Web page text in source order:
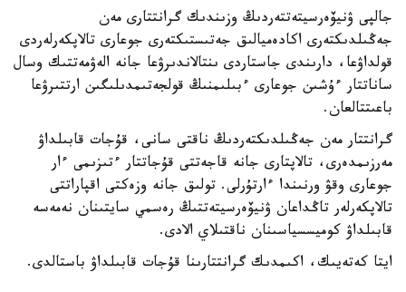
جالپى ۋنيۆەرسيتەتتەردىڭ وزىندىك گرانتتارى مەن
جەڭىلدىكتەرى اكادەميالىق جەتىستىكتەرى جوعارى تالاپكەرلەردى
قولداۋعا، دارىندى جاستاردى ىنتالاندىرۋعا جانە الەۋمەتتىك وسال
ساناتتار ءۇشىن جوعارى ءبىلىمنىڭ قولجەتىمدىلىگىن ارتتىرۋعا
باعىتتالعان.
گرانتتار مەن جەڭىلدىكتەردىڭ ناقتى سانى، قۇجات قابىلداۋ
مەرزىمدەرى، تالاپتارى جانە قاجەتتى قۇجاتتار ءتىزىمى ءار
جوعارى وقۋ ورنىندا ءارتۇرلى. تولىق جانە وزەكتى اقپاراتتى
تالاپكەرلەر تاڭداعان ۋنيۆەرسيتەتتىڭ رەسمي سايتىنان نەمەسە
قابىلداۋ كوميسسياسىنان ناقتىلاي الادى.
ايتا كەتەيىك، اكىمدىك گرانتتارىنا قۇجات قابىلداۋ باستالدى.